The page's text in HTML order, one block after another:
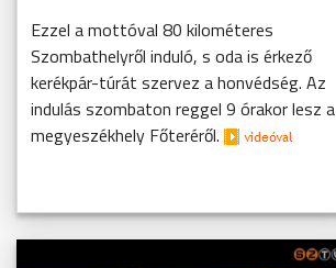
Ezzel a mottóval 80 kilométeres
Szombathelyről induló, s oda is érkező
kerékpár-túrát szervez a honvédség. Az
indulás szombaton reggel 9 órakor lesz a
megyeszékhely Főteréről.